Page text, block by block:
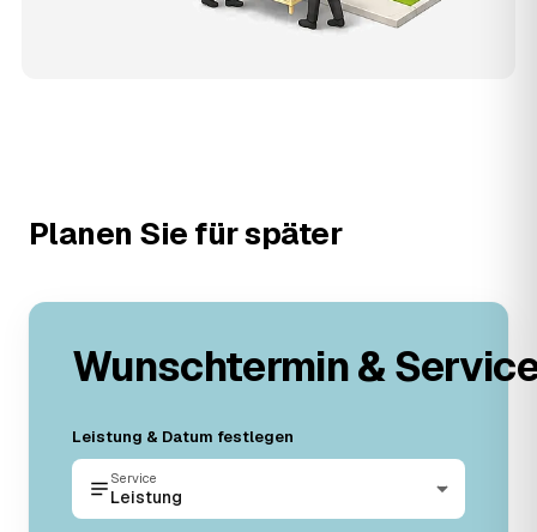
Planen Sie für später
Wunschtermin &
Leistung & Datum festlegen
Service
Leistung